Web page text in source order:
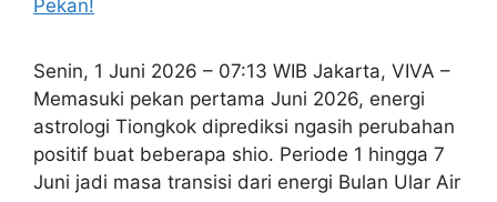
Senin, 1 Juni 2026 – 07:13 WIB Jakarta, VIVA –
Memasuki pekan pertama Juni 2026, energi
astrologi Tiongkok diprediksi ngasih perubahan
positif buat beberapa shio. Periode 1 hingga 7
Juni jadi masa transisi dari energi Bulan Ular Air